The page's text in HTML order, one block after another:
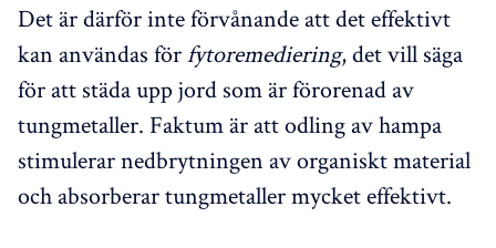
Det är därför inte förvånande att det effektivt
kan användas för fytoremediering, det vill säga
för att städa upp jord som är förorenad av
tungmetaller. Faktum är att odling av hampa
stimulerar nedbrytningen av organiskt material
och absorberar tungmetaller mycket effektivt.